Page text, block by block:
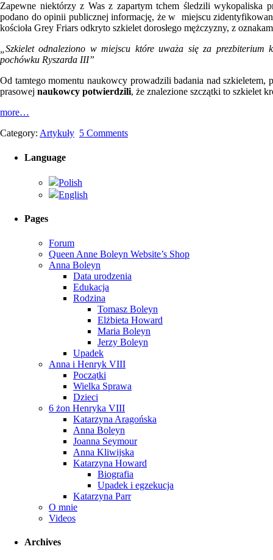
Zapewne niektórzy z Was z zapartym tchem śledzili wykopaliska
podano do opinii publicznej informację, że w miejscu
kościoła Grey Friars odkryto szkielet dorosłego mężczyzny, z
„Szkielet odnaleziono w miejscu które uważa się za prezbiterium
pochówku Ryszarda III”
Od tamtego momentu naukowcy prowadzili badania nad
prasowej naukowcy potwierdzili, że znalezione szczątki to szkielet
more…
Category: Artykuły 5 Comments
Language
Polish
English
Pages
Forum
Queen Anne Boleyn Website’s Shop
Anna Boleyn
Data urodzenia
Edukacja
Rodzina
Tomasz Boleyn
Elżbieta Howard
Maria Boleyn
Jerzy Boleyn
Upadek
Anna i Henryk VIII
Początki
Wielka Sprawa
Dzieci
6 żon Henryka VIII
Katarzyna Aragońska
Anna Boleyn
Joanna Seymour
Anna Kliwijska
Katarzyna Howard
Biografia
Upadek i egzekucja
Katarzyna Parr
O mnie
Videos
Archives